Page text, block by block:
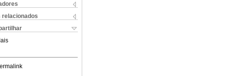
relacionados